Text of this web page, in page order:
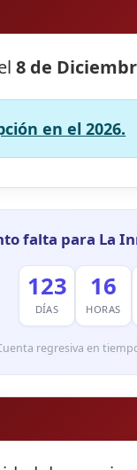
8 de
en el 2026.
falta para La
123
DÍAS
16
HORAS
regresiva en